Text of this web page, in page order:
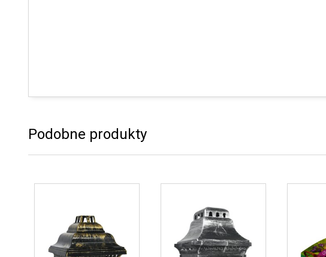
Podobne produkty